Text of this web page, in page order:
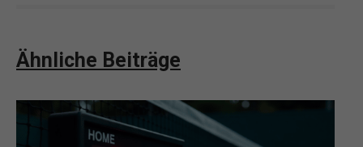
Ähnliche Beiträge